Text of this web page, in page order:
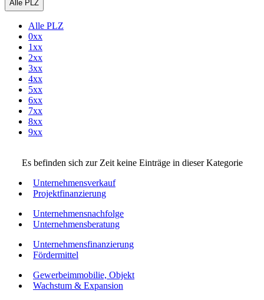
Alle PLZ
Alle PLZ
0xx
1xx
2xx
3xx
4xx
5xx
6xx
7xx
8xx
9xx
Es befinden sich zur Zeit keine Einträge in dieser Kategorie
Unternehmensverkauf
Projektfinanzierung
Unternehmensnachfolge
Unternehmensberatung
Unternehmensfinanzierung
Fördermittel
Gewerbeimmobilie, Objekt
Wachstum & Expansion